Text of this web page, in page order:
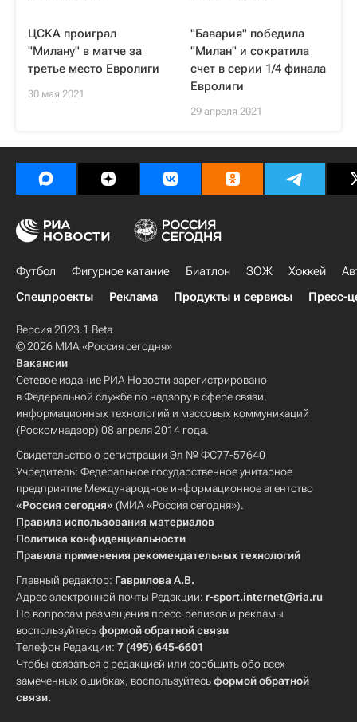
ЦСКА проиграл
"Милану" в матче за
третье место Евролиги
30 мая 2021
"Бавария" победила
"Милан" и сократила
счет в серии 1/4 финала
Евролиги
29 апреля 2021
Футбол Фигурное катание Биатлон ЗОЖ Хоккей
Спецпроекты
Реклама Продукты и сервисы Пресс-
Версия 2023.1 Beta
© 2026 МИА «Россия сегодня»
Вакансии
Сетевое издание РИА Новости зарегистрировано
в Федеральной службе по надзору в сфере связи,
информационных технологий и массовых коммуникаций
(Роскомнадзор) 08 апреля 2014 года.
Свидетельство о регистрации Эл № ФС77-57640
Учредитель: Федеральное государственное унитарное
предприятие Международное информационное агентство
«Россия сегодня» (МИА «Россия сегодня»).
Правила использования материалов
Политика конфиденциальности
Правила применения рекомендательных технологий
Главный редактор: Гаврилова А.В.
Адрес электронной почты Редакции: r-sport.internet@ria.ru
По вопросам размещения пресс-релизов и рекламы
воспользуйтесьформой обратной связи
Телефон Редакции: 7 (495) 645-6601
Чтобы связаться с редакцией или сообщить обо всех
замеченных ошибках, воспользуйтесьформой обратной
связи.